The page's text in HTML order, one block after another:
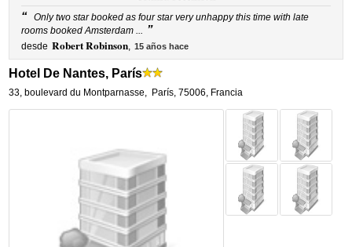
“ Only two star booked as four star very unhappy this time with late
rooms booked Amsterdam ... ”
desde Robert Robinson, 15 años hace
Hotel De Nantes, París
33, boulevard du Montparnasse, París,75006, Francia